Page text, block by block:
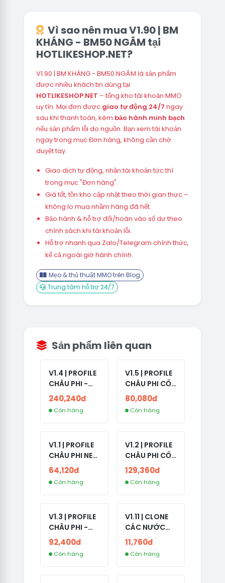
Vì sao nên mua V1.90 | BM
KHÁNG - BM50 NGÂM tại
HOTLIKESHOP.NET?
V1.90 | BM KHÁNG - BM50 NGÂM là sản phẩm
được nhiều khách tin dùng tại
HOTLIKESHOP.NET – tổng kho tài khoản MMO
uy tín. Mọi đơn được giao tự động 24/7 ngay
sau khi thanh toán, kèm bảo hành minh bạch
nếu sản phẩm lỗi do nguồn. Bạn xem tài khoản
ngay trong mục Đơn hàng, không cần chờ
duyệt tay.
Giao dịch tự động, nhận tài khoản tức thì
trong mục "Đơn hàng".
Giá tốt, tồn kho cập nhật theo thời gian thực –
không lo mua nhầm hàng đã hết.
Bảo hành & hỗ trợ đổi/hoàn vào số dư theo
chính sách khi tài khoản lỗi.
Hỗ trợ nhanh qua Zalo/Telegram chính thức,
kể cả ngoài giờ hành chính.
Mẹo & thủ thuật MMO trên Blog
Trung tâm hỗ trợ 24/7
Sản phẩm liên quan
V1.4 | PROFILE
CHÂU PHI -
ETHIOPIA CỔ -
NO 2FA -
RANDOM BẠN
240,240đ
Còn hàng
V1.5 | PROFILE
CHÂU PHI CỔ
- NO 2FA -
LẪN 2024 -
LIVE ADS
80,080đ
Còn hàng
V1.1 | PROFILE
CHÂU PHI NEW
- NO 2FA - ĐA
SỐ BẠN BÈ
CAO
64,120đ
Còn hàng
V1.2 | PROFILE
CHÂU PHI CỔ
- NO 2FA -
LIVE ADS -
NĂM TẠO
129,360đ
Còn hàng
V1.3 | PROFILE
CHÂU PHI -
NO 2FA - LIVE
ADS
92,400đ
Còn hàng
V1.11 | CLONE
CÁC NƯỚC
CÓ 2FA -
INDIA - HÀNG
1 HOTMAIL
11,760đ
Còn hàng